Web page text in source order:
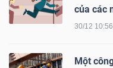
của các
30/12 10:56
Một
NĂNG